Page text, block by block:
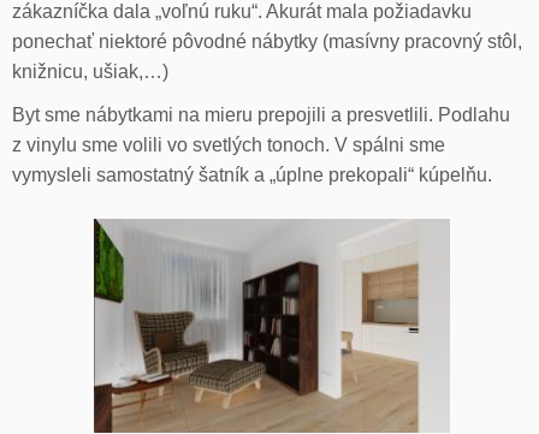
zákazníčka dala „voľnú ruku“. Akurát mala požiadavku
ponechať niektoré pôvodné nábytky (masívny pracovný stôl,
knižnicu, ušiak,…)
Byt sme nábytkami na mieru prepojili a presvetlili. Podlahu
z vinylu sme volili vo svetlých tonoch. V spálni sme
vymysleli samostatný šatník a „úplne prekopali“ kúpelňu.